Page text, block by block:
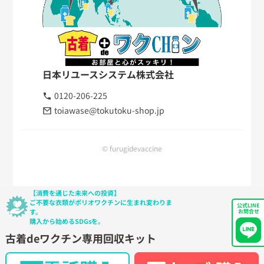
日本リユースシステム株式会社
0120-206-225
toiawase@tokutoku-shop.jp
© furugidevaccine
公式LINE
お問合せ
【消費を通じた未来への投資】
ご不要な衣類がポリオワクチンに生まれ変わりま
す。
購入から始めるSDGsを。
古着deワクチン専用回収キット